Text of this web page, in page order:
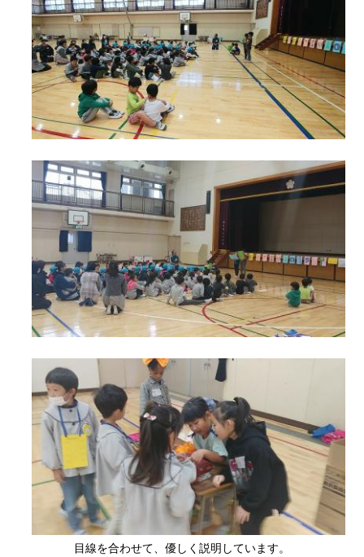
目線を合わせて、優しく説明しています。